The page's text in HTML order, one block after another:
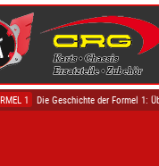
Ikonen auf der Strecke,
1
Die Geschichte der Formel 1:
DTM Electric: Die